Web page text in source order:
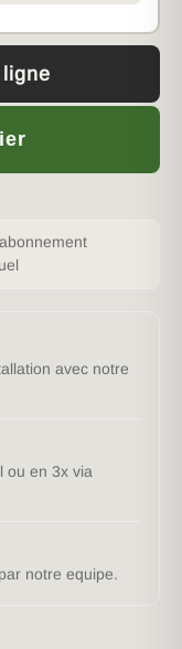
avec notre
ou en 3x via
notre equipe.